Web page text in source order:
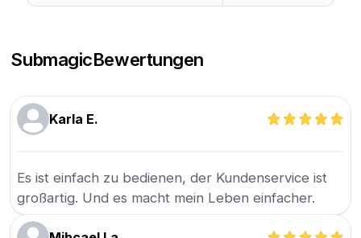
SubmagicBewertungen
Karla E.
Es ist einfach zu bedienen, der Kundenservice ist
großartig. Und es macht mein Leben einfacher.